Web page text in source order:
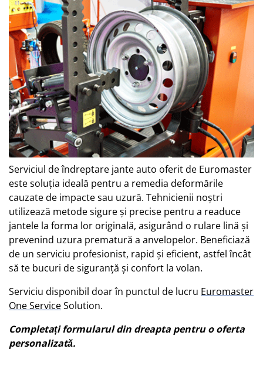
Serviciul de îndreptare jante auto oferit de Euromaster
este soluția ideală pentru a remedia deformările
cauzate de impacte sau uzură. Tehnicienii noștri
utilizează metode sigure și precise pentru a readuce
jantele la forma lor originală, asigurând o rulare lină și
prevenind uzura prematură a anvelopelor. Beneficiază
de un serviciu profesionist, rapid și eficient, astfel încât
să te bucuri de siguranță și confort la volan.
Serviciu disponibil doar în punctul de lucru Euromaster
One ServiceSolution.
Completați formularul din dreapta pentru o oferta
personalizată.